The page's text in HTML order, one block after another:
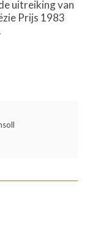
uitreiking van
Prijs 1983